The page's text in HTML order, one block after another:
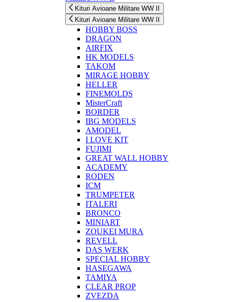
Kituri Avioane Militare WW II
Kituri Avioane Militare WW II
HOBBY BOSS
DRAGON
AIRFIX
HK MODELS
TAKOM
MIRAGE HOBBY
HELLER
FINEMOLDS
MisterCraft
BORDER
IBG MODELS
AMODEL
I LOVE KIT
FUJIMI
GREAT WALL HOBBY
ACADEMY
RODEN
ICM
TRUMPETER
ITALERI
BRONCO
MINIART
ZOUKEI MURA
REVELL
DAS WERK
SPECIAL HOBBY
HASEGAWA
TAMIYA
CLEAR PROP
ZVEZDA